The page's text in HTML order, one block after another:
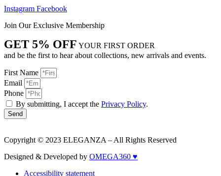
Instagram Facebook
Join Our Exclusive Membership
GET 5% OFF YOUR FIRST ORDER
and be the first to hear about collections, new arrivals and events.
First Name
Email
Phone
By submitting, I accept the Privacy Policy.
Send
Copyright © 2023 ELEGANZA – All Rights Reserved
Designed & Developed by OMEGA360 ♥
Accessibility statement